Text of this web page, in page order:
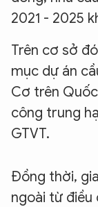
2021 - 2025
Trên cơ sở
mục dự án
Cơ trên
công trung
GTVT.
Đồng thời,
ngoài từ điều